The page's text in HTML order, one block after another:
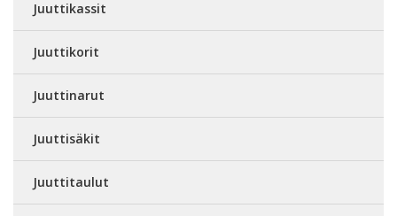
Juuttikassit
Juuttikorit
Juuttinarut
Juuttisäkit
Juuttitaulut